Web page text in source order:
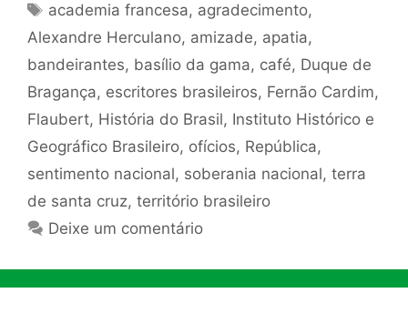
Tags
academia francesa, agradecimento,
Alexandre Herculano, amizade, apatia,
bandeirantes, basílio da gama, café, Duque de
Bragança, escritores brasileiros, Fernão Cardim,
Flaubert, História do Brasil, Instituto Histórico e
Geográfico Brasileiro, ofícios, República,
sentimento nacional, soberania nacional, terra
de santa cruz, território brasileiro
Deixe um comentário